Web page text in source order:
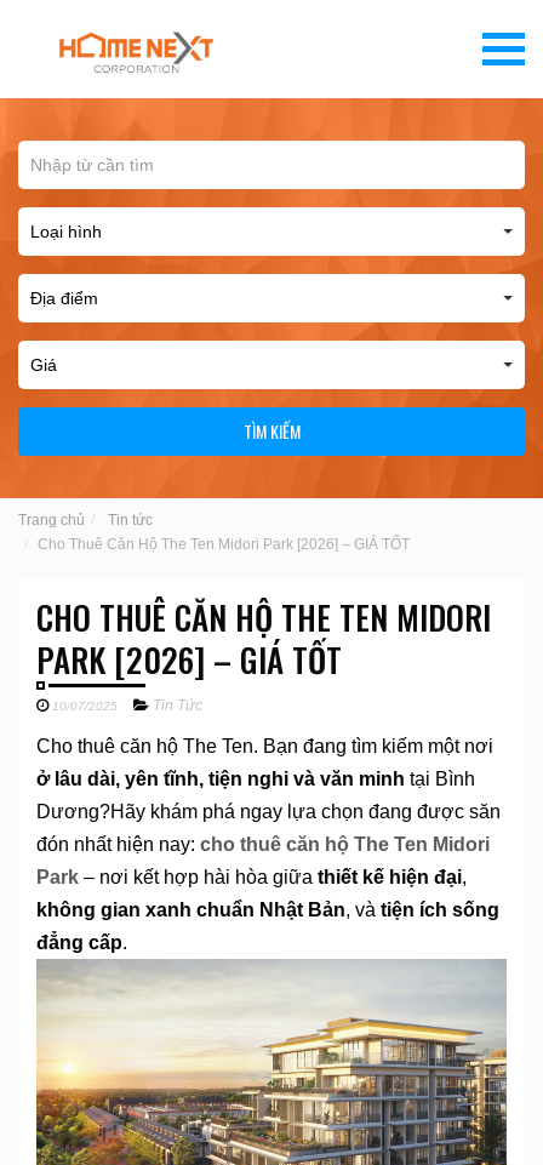
TÌM KIẾM
Trang chủ
Tin tức
Cho Thuê Căn Hộ The Ten Midori Park [2026] – GIÁ TỐT
CHO THUÊ CĂN HỘ THE TEN MIDORI
PARK [2026] – GIÁ TỐT
10/07/2025 Tin Tức
Cho thuê căn hộ The Ten. Bạn đang tìm kiếm một nơi
ở lâu dài, yên tĩnh, tiện nghi và văn minh tại Bình
Dương?Hãy khám phá ngay lựa chọn đang được săn
đón nhất hiện nay: cho thuê căn hộ The Ten Midori
Park – nơi kết hợp hài hòa giữa thiết kế hiện đại,
không gian xanh chuẩn Nhật Bản, và tiện ích sống
đẳng cấp.